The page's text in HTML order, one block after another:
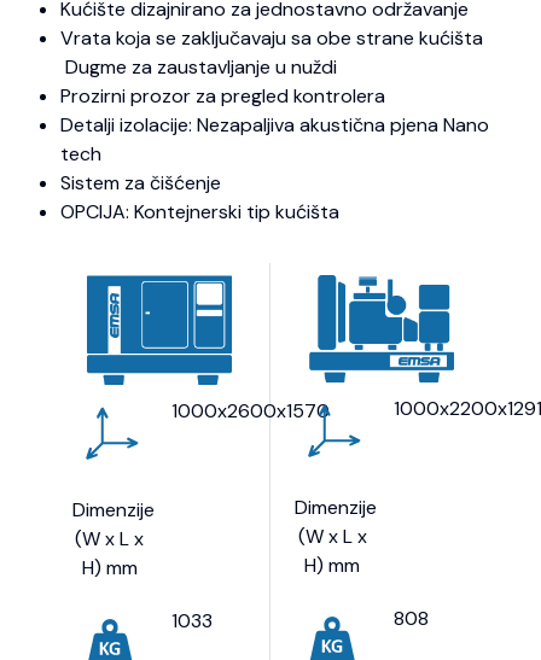
Kućište dizajnirano za jednostavno održavanje
Vrata koja se zaključavaju sa obe strane kućišta
Dugme za zaustavljanje u nuždi
Prozirni prozor za pregled kontrolera
Detalji izolacije: Nezapaljiva akustična pjena Nano
tech
Sistem za čišćenje
OPCIJA: Kontejnerski tip kućišta
Dimenzije
(W x L x
H) mm
1000x2600x1570
1033
Dimenzije
(W x L x
H) mm
808